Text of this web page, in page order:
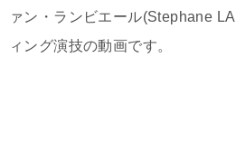
ァン・ランビエール(Stephane
ィング演技の動画です。